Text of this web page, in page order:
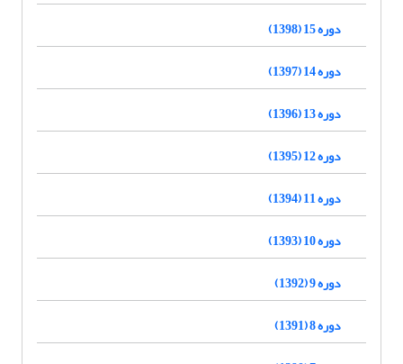
دوره 15 (1398)
دوره 14 (1397)
دوره 13 (1396)
دوره 12 (1395)
دوره 11 (1394)
دوره 10 (1393)
دوره 9 (1392)
دوره 8 (1391)